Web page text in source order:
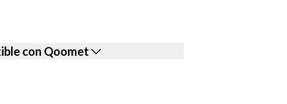
con Qoomet